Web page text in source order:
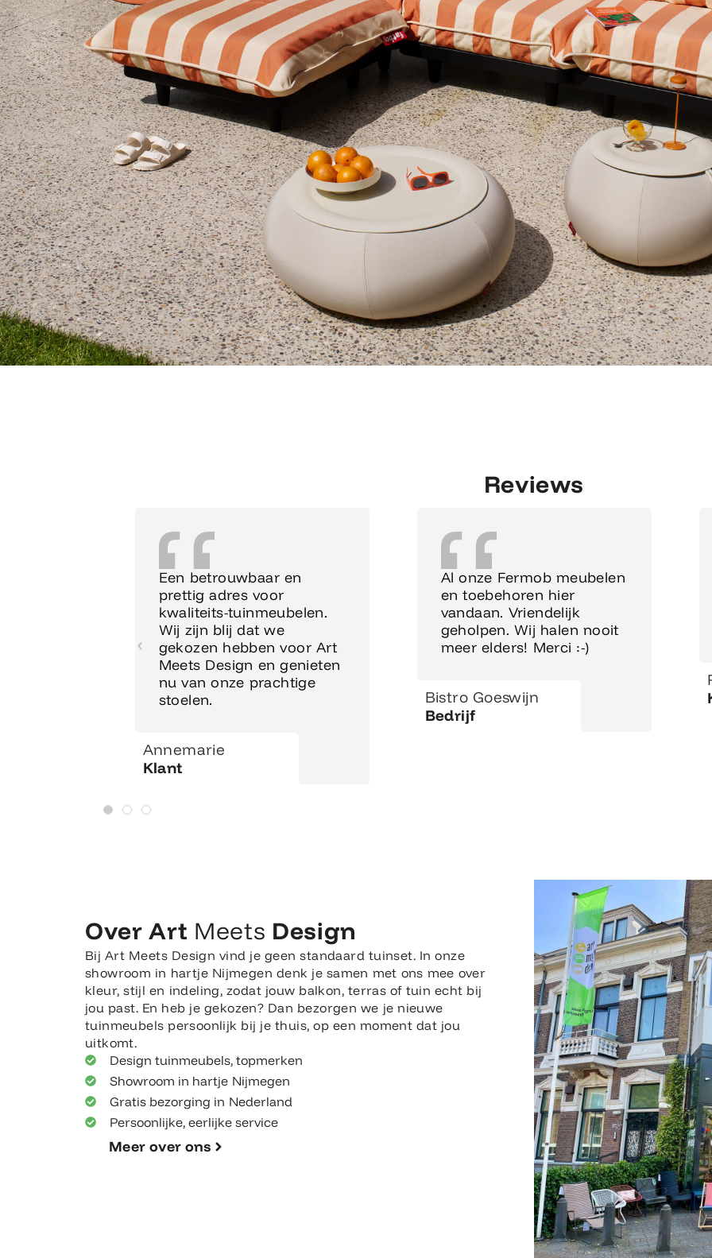
Reviews
Een betrouwbaar en
prettig adres voor
kwaliteits-tuinmeubelen.
Wij zijn blij dat we
gekozen hebben voor Art
Meets Design en genieten
nu van onze prachtige
stoelen.
Annemarie
Klant
Al onze Fermob meubelen
en toebehoren hier
vandaan. Vriendelijk
geholpen. Wij halen nooit
meer elders! Merci :-)
Bistro Goeswijn
Bedrijf
Over Art Meets Design
Bij Art Meets Design vind je geen standaard tuinset. In onze
showroom in hartje Nijmegen denk je samen met ons mee over
kleur, stijl en indeling, zodat jouw balkon, terras of tuin echt bij
jou past. En heb je gekozen? Dan bezorgen we je nieuwe
tuinmeubels persoonlijk bij je thuis, op een moment dat jou
uitkomt.
Design tuinmeubels, topmerken
Showroom in hartje Nijmegen
Gratis bezorging in Nederland
Persoonlijke, eerlijke service
Meer over ons